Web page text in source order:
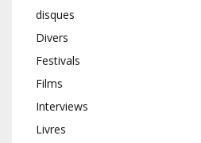
disques
Divers
Festivals
Films
Interviews
Livres